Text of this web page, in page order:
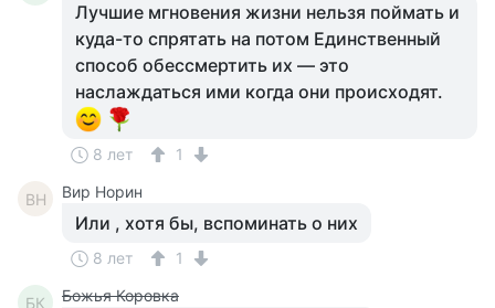
Лучшие мгновения жизни нельзя поймать и
куда-то спрятать на потом Единственный
способ обессмертить их — это
наслаждаться ими когда они происходят.
8 лет 1
ВН Вир Норин
Или , хотя бы, вспоминать о них
8 лет 1
БК Божья Коровка